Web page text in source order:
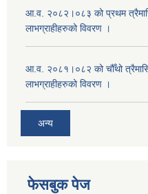
आ.व. २०८२।०८३ को प्रथम
लाभग्राहीहरुको विवरण ।
आ.व. २०८१।०८२ को चौँथो
लाभग्राहीहरुको विवरण ।
अन्य
फेसबुक पेज